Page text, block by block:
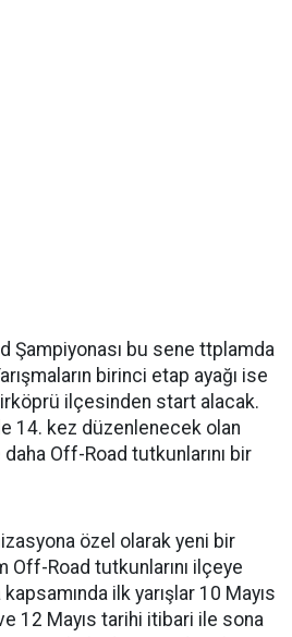
Şampiyonası bu sene ttplamda
birinci etap ayağı ise
ilçesinden start alacak.
14. kez düzenlenecek olan
Off-Road tutkunlarını bir
özel olarak yeni bir
Off-Road tutkunlarını ilçeye
ilk yarışlar 10 Mayıs
12 Mayıs tarihi itibari ile sona